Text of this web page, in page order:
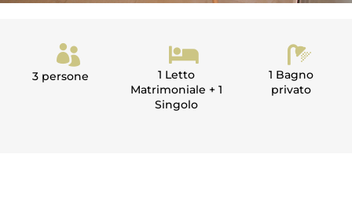

3 persone

1 Letto
Matrimoniale + 1
Singolo

1 Bagno
privato